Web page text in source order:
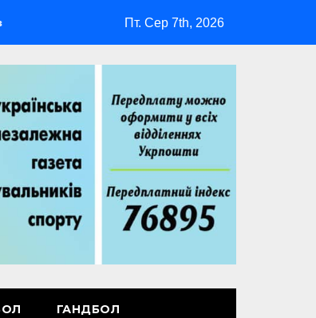
мультиспортивний табір ГАРТ 2026 – як долучитися
Пт. Сер 7th, 2026
ГАНДБОЛ